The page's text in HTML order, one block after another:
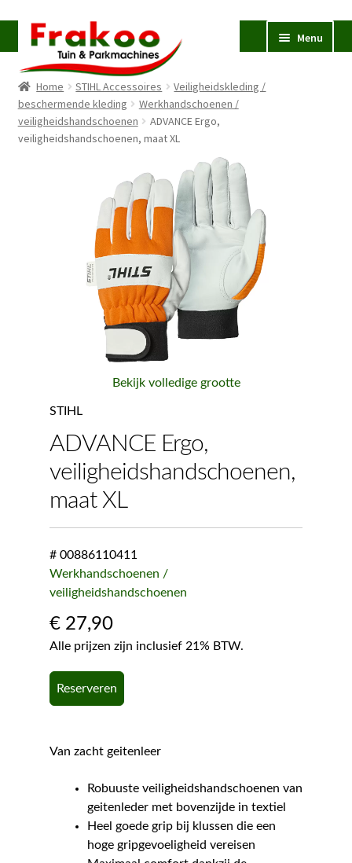
Ga
door
naar
navigatie
Ga
naar
de
inhoud
Menu
Homepage
Verkoop en Reparatie
Home STIHL Accessoires
Veiligheidskleding /
beschermende kleding
Werkhandschoenen /
veiligheidshandschoenen
ADVANCE Ergo,
veiligheidshandschoenen, maat XL
Bekijk volledige grootte
STIHL
ADVANCE Ergo,
veiligheidshandschoenen,
maat XL
# 00886110411
Werkhandschoenen /
veiligheidshandschoenen
€27,90
Alle prijzen zijn inclusief 21% BTW.
Reserveren
Van zacht geitenleer
Robuuste veiligheidshandschoenen van
geitenleder met bovenzijde in textiel
Heel goede grip bij klussen die een
hoge gripgevoeligheid vereisen